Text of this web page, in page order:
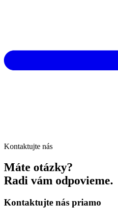
Kontaktujte nás
Máte otázky?
Radi vám odpovieme.
Kontaktujte nás priamo